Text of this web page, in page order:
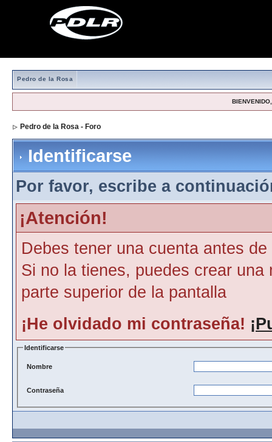
Pedro de la Rosa
Pedro de la Rosa - Foro
Identificarse
Por favor, escribe a
¡Atención!
Debes tener una cuenta antes
Si no la tienes, puedes crear
parte superior de la pantalla
¡He olvidado mi contraseña!
Identificarse
Nombre
Contraseña